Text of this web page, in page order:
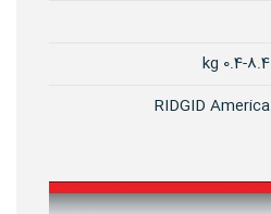
0.4-8.4 kg
RIDGID America